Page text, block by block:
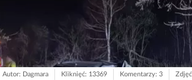
Autor: Dagmara Kliknięć: 13369 Komentarzy: 3